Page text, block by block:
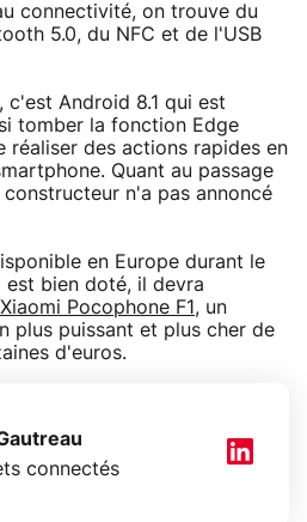
connectivité, on trouve du
5.0, du NFC et de l'USB
c'est Android 8.1 qui est
tomber la fonction Edge
réaliser des actions rapides en
Quant au passage
n'a pas annoncé
en Europe durant le
est bien doté, il devra
Xiaomi Pocophone F1 , un
plus puissant et plus cher de
d'euros.
connectés